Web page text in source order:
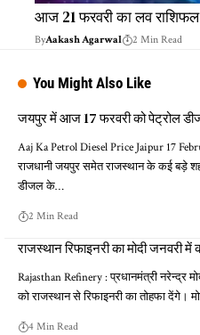
आज 21 फरवरी का लव राशिफल
ByAakash Agarwal 2 Min Read
You Might Also Like
जयपुर में आज 17 फरवरी को पेट्रोल
Aaj Ka Petrol Diesel Price Jaipur 17
राजधानी जयपुर समेत राजस्थान के कई बड़े
डीजल के…
2 Min Read
राजस्थान रिफाइनरी का मोदी जनवरी
Rajasthan Refinery : प्रधानमंत्री नरेन्द्र
को राजस्थान से रिफाइनरी का तोहफा देंगे।
4 Min Read